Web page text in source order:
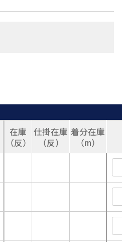
在庫
（反）
仕掛在庫
（反）
着分在庫
（m）